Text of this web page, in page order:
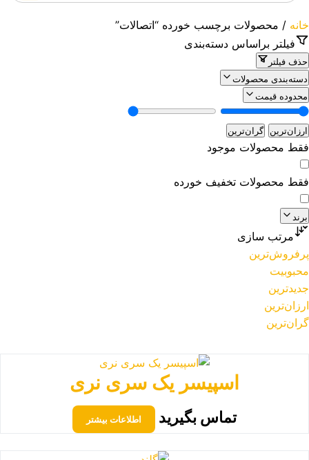
خانه / محصولات برچسب خورده “اتصالات”
فیلتر براساس دسته‌بندی
حذف فیلتر
دسته‌بندی محصولات
محدوده قیمت
ارزان‌ترین گران‌ترین
فقط محصولات موجود
فقط محصولات تخفیف خورده
برند
مرتب سازی
پرفروش‌ترین
محبوبیت
جدیدترین
ارزان‌ترین
گران‌ترین
اسپیسر یک سری نری
تماس بگیرید اطلاعات بیشتر